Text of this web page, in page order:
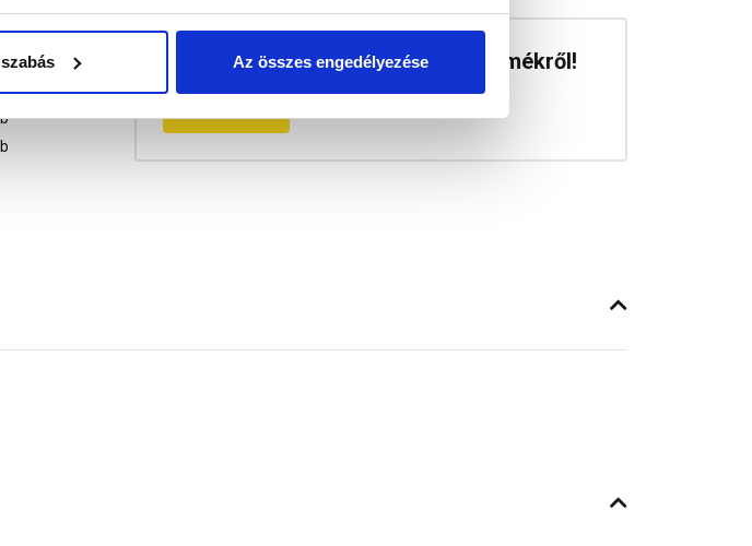
Az összes engedélyezése
Mondd el a véleményed erről a termékről!